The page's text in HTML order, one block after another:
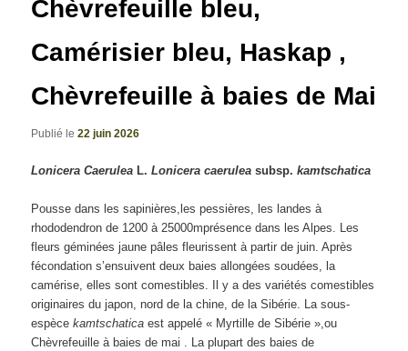
Chèvrefeuille bleu,
Camérisier bleu, Haskap ,
Chèvrefeuille à baies de Mai
Publié le22 juin 2026
Lonicera Caerulea L.Lonicera caeruleasubsp.kamtschatica
Pousse dans les sapinières,les pessières, les landes à
rhododendron de 1200 à 25000mprésence dans les Alpes. Les
fleurs géminées jaune pâles fleurissent à partir de juin. Après
fécondation s’ensuivent deux baies allongées soudées, la
camérise, elles sont comestibles. Il y a des variétés comestibles
originaires du japon, nord de la chine, de la Sibérie. La sous-
espècekamtschatica est appelé « Myrtille de Sibérie »,ou
Chèvrefeuille à baies de mai . La plupart des baies de